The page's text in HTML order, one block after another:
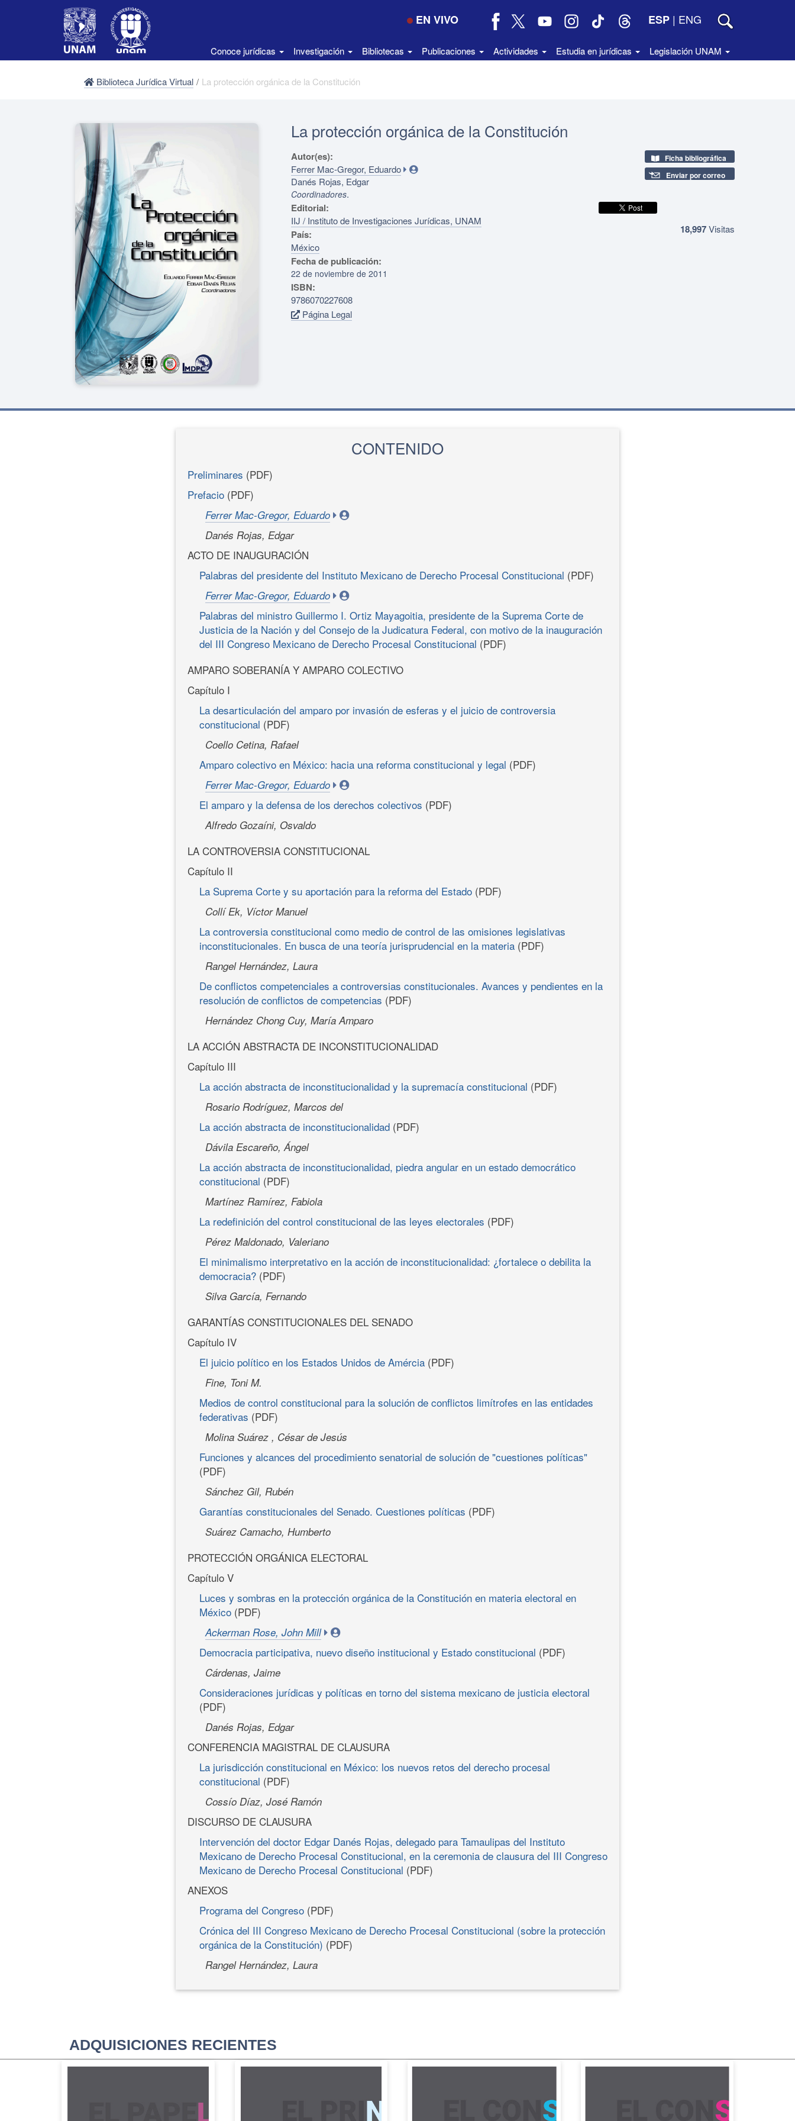
EN VIVO ESP | ENG
Conoce jurídicas Investigación Bibliotecas Publicaciones Actividades Estudia en jurídicas Legislación UNAM
Biblioteca Jurídica Virtual / La protección orgánica de la Constitución
La protección orgánica de la Constitución
Autor(es):
Ferrer Mac-Gregor, Eduardo
Danés Rojas, Edgar
Coordinadores.
Editorial:
IIJ / Instituto de Investigaciones Jurídicas, UNAM
País:
México
Fecha de publicación:
22 de noviembre de 2011
ISBN:
9786070227608
Página Legal
Ficha bibliográfica
Enviar por correo
18,997Visitas
CONTENIDO
Preliminares (PDF)
Prefacio (PDF)
Ferrer Mac-Gregor, Eduardo
Danés Rojas, Edgar
ACTO DE INAUGURACIÓN
Palabras del presidente del Instituto Mexicano de Derecho Procesal Constitucional (PDF)
Ferrer Mac-Gregor, Eduardo
Palabras del ministro Guillermo I. Ortiz Mayagoitia, presidente de la Suprema Corte de
Justicia de la Nación y del Consejo de la Judicatura Federal, con motivo de la inauguración
del III Congreso Mexicano de Derecho Procesal Constitucional (PDF)
AMPARO SOBERANÍA Y AMPARO COLECTIVO
Capítulo I
La desarticulación del amparo por invasión de esferas y el juicio de controversia
constitucional (PDF)
Coello Cetina, Rafael
Amparo colectivo en México: hacia una reforma constitucional y legal (PDF)
Ferrer Mac-Gregor, Eduardo
El amparo y la defensa de los derechos colectivos (PDF)
Alfredo Gozaíni, Osvaldo
LA CONTROVERSIA CONSTITUCIONAL
Capítulo II
La Suprema Corte y su aportación para la reforma del Estado (PDF)
Collí Ek, Víctor Manuel
La controversia constitucional como medio de control de las omisiones legislativas
inconstitucionales. En busca de una teoría jurisprudencial en la materia (PDF)
Rangel Hernández, Laura
De conflictos competenciales a controversias constitucionales. Avances y pendientes en la
resolución de conflictos de competencias (PDF)
Hernández Chong Cuy, María Amparo
LA ACCIÓN ABSTRACTA DE INCONSTITUCIONALIDAD
Capítulo III
La acción abstracta de inconstitucionalidad y la supremacía constitucional (PDF)
Rosario Rodríguez, Marcos del
La acción abstracta de inconstitucionalidad (PDF)
Dávila Escareño, Ángel
La acción abstracta de inconstitucionalidad, piedra angular en un estado democrático
constitucional (PDF)
Martínez Ramírez, Fabiola
La redefinición del control constitucional de las leyes electorales (PDF)
Pérez Maldonado, Valeriano
El minimalismo interpretativo en la acción de inconstitucionalidad: ¿fortalece o debilita la
democracia? (PDF)
Silva García, Fernando
GARANTÍAS CONSTITUCIONALES DEL SENADO
Capítulo IV
El juicio político en los Estados Unidos de Amércia (PDF)
Fine, Toni M.
Medios de control constitucional para la solución de conflictos limítrofes en las entidades
federativas (PDF)
Molina Suárez , César de Jesús
Funciones y alcances del procedimiento senatorial de solución de "cuestiones políticas"
(PDF)
Sánchez Gil, Rubén
Garantías constitucionales del Senado. Cuestiones políticas (PDF)
Suárez Camacho, Humberto
PROTECCIÓN ORGÁNICA ELECTORAL
Capítulo V
Luces y sombras en la protección orgánica de la Constitución en materia electoral en
México (PDF)
Ackerman Rose, John Mill
Democracia participativa, nuevo diseño institucional y Estado constitucional (PDF)
Cárdenas, Jaime
Consideraciones jurídicas y políticas en torno del sistema mexicano de justicia electoral
(PDF)
Danés Rojas, Edgar
CONFERENCIA MAGISTRAL DE CLAUSURA
La jurisdicción constitucional en México: los nuevos retos del derecho procesal
constitucional (PDF)
Cossío Díaz, José Ramón
DISCURSO DE CLAUSURA
Intervención del doctor Edgar Danés Rojas, delegado para Tamaulipas del Instituto
Mexicano de Derecho Procesal Constitucional, en la ceremonia de clausura del III Congreso
Mexicano de Derecho Procesal Constitucional (PDF)
ANEXOS
Programa del Congreso (PDF)
Crónica del III Congreso Mexicano de Derecho Procesal Constitucional (sobre la protección
orgánica de la Constitución) (PDF)
Rangel Hernández, Laura
ADQUISICIONES RECIENTES